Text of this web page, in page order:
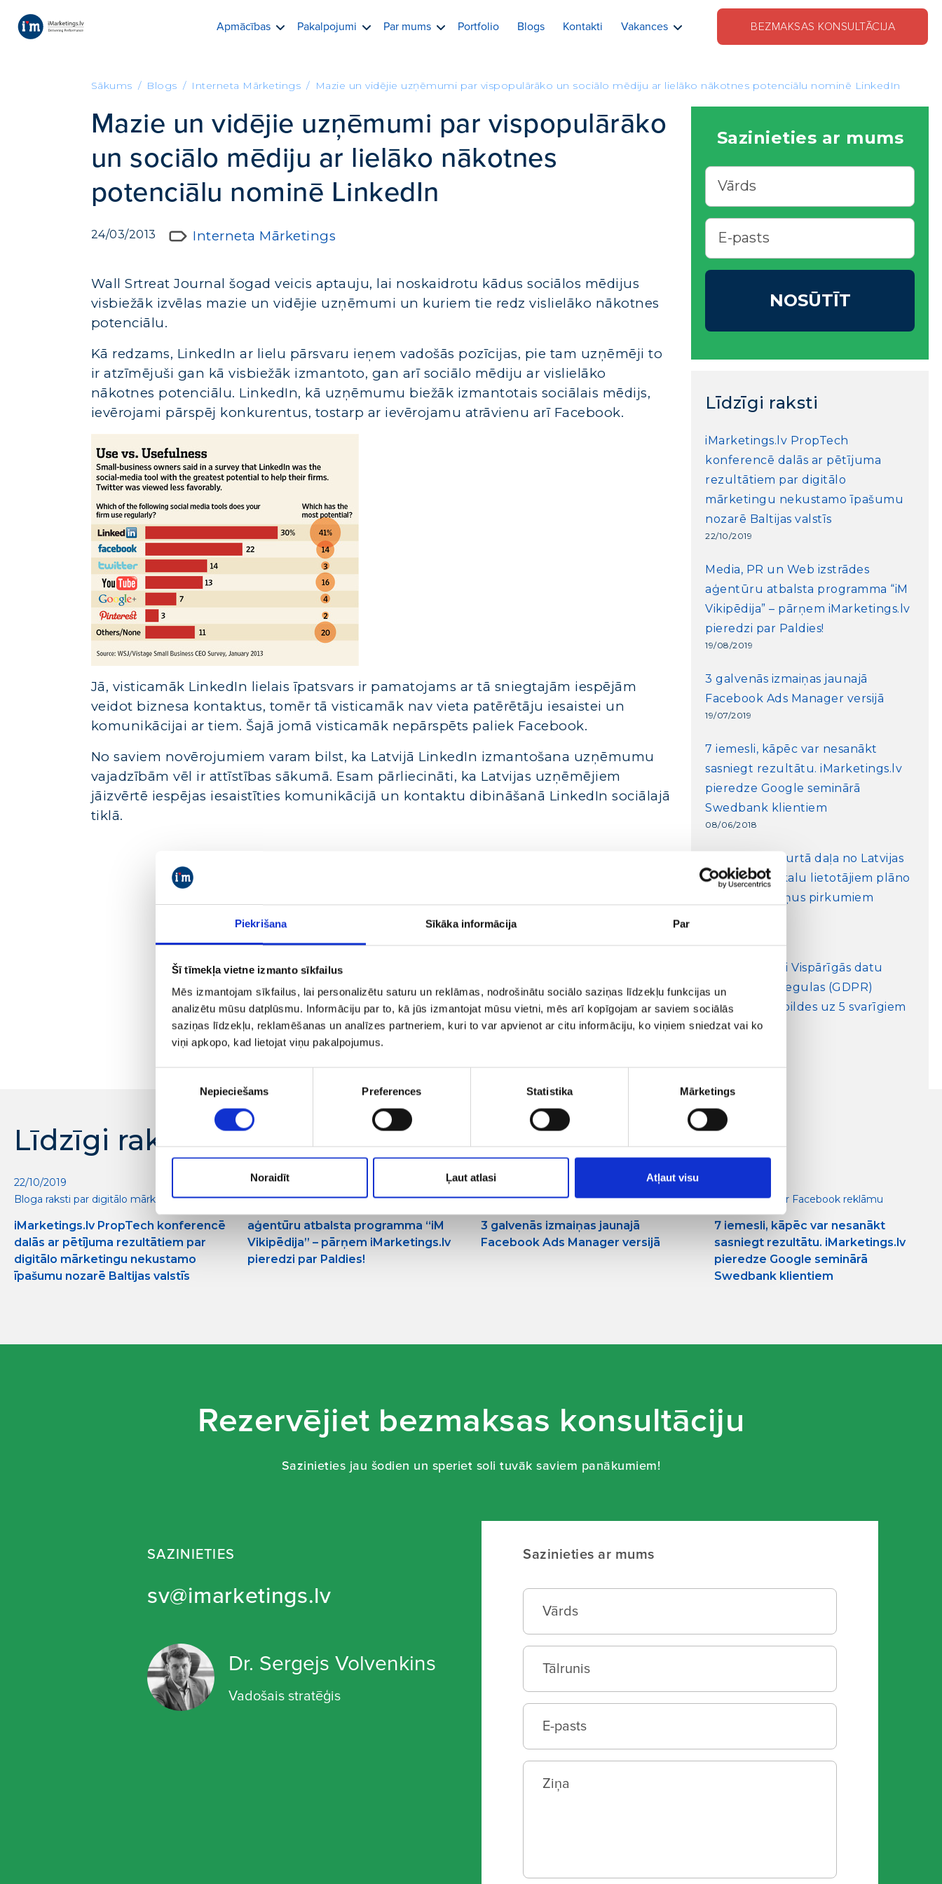
Piekrišana Sīkāka informācija Par
Šī tīmekļa vietne izmanto sīkfailus
Mēs izmantojam sīkfailus, lai personalizētu saturu un reklāmas, nodrošinātu sociālo saziņas līdzekļu funkcijas un
analizētu mūsu datplūsmu. Informāciju par to, kā jūs izmantojat mūsu vietni, mēs arī kopīgojam ar saviem sociālās
saziņas līdzekļu, reklamēšanas un analīzes partneriem, kuri to var apvienot ar citu informāciju, ko viņiem sniedzat vai ko
viņi apkopo, kad lietojat viņu pakalpojumus.
Nepieciešams Preferences Statistika Mārketings
Noraidīt Ļaut atlasi Atļaut visu
Apmācības Pakalpojumi Par mums Portfolio Blogs Kontakti Vakances BEZMAKSAS KONSULTĀCIJA
Sākums Blogs Interneta Mārketings Mazie un vidējie uzņēmumi par vispopulārāko un sociālo mēdiju ar lielāko nākotnes potenciālu nominē LinkedIn
Mazie un vidējie uzņēmumi par vispopulārāko
un sociālo mēdiju ar lielāko nākotnes
potenciālu nominē LinkedIn
24/03/2013 Interneta Mārketings
Wall Srtreat Journal šogad veicis aptauju, lai noskaidrotu kādus sociālos mēdijus
visbiežāk izvēlas mazie un vidējie uzņēmumi un kuriem tie redz vislielāko nākotnes
potenciālu.
Kā redzams, LinkedIn ar lielu pārsvaru ieņem vadošās pozīcijas, pie tam uzņēmēji to
ir atzīmējuši gan kā visbiežāk izmantoto, gan arī sociālo mēdiju ar vislielāko
nākotnes potenciālu. LinkedIn, kā uzņēmumu biežāk izmantotais sociālais mēdijs,
ievērojami pārspēj konkurentus, tostarp ar ievērojamu atrāvienu arī Facebook.
Jā, visticamāk LinkedIn lielais īpatsvars ir pamatojams ar tā sniegtajām iespējām
veidot biznesa kontaktus, tomēr tā visticamāk nav vieta patērētāju iesaistei un
komunikācijai ar tiem. Šajā jomā visticamāk nepārspēts paliek Facebook.
No saviem novērojumiem varam bilst, ka Latvijā LinkedIn izmantošana uzņēmumu
vajadzībām vēl ir attīstības sākumā. Esam pārliecināti, ka Latvijas uzņēmējiem
jāizvērtē iespējas iesaistīties komunikācijā un kontaktu dibināšanā LinkedIn sociālajā
tiklā.
Sazinieties ar mums
NOSŪTĪT
Līdzīgi raksti
iMarketings.lv PropTech
konferencē dalās ar pētījuma
rezultātiem par digitālo
mārketingu nekustamo īpašumu
nozarē Baltijas valstīs
22/10/2019
Media, PR un Web izstrādes
aģentūru atbalsta programma “iM
Vikipēdija” – pārņem iMarketings.lv
pieredzi par Paldies!
19/08/2019
3 galvenās izmaiņas jaunajā
Facebook Ads Manager versijā
19/07/2019
7 iemesli, kāpēc var nesanākt
sasniegt rezultātu. iMarketings.lv
pieredze Google seminārā
Swedbank klientiem
08/06/2018
Pētījums: Ceturtā daļa no Latvijas
interneta veikalu lietotājiem plāno
palielināt tēriņus pirkumiem
Vai esat gatavi Vispārīgās datu
aizsardzības regulas (GDPR)
prasībām? Atbildes uz 5 svarīgiem
jautājumiem
Līdzīgi raksti
22/10/2019
Bloga raksti par digitālo mārketingu
iMarketings.lv PropTech konferencē
dalās ar pētījuma rezultātiem par
digitālo mārketingu nekustamo
īpašumu nozarē Baltijas valstīs
19/08/2019
aģentūru atbalsta programma “iM
Vikipēdija” – pārņem iMarketings.lv
pieredzi par Paldies!
19/07/2019
Bloga raksti par Facebook reklāmu
3 galvenās izmaiņas jaunajā
Facebook Ads Manager versijā
Bloga raksti par Facebook reklāmu
7 iemesli, kāpēc var nesanākt
sasniegt rezultātu. iMarketings.lv
pieredze Google seminārā
Swedbank klientiem
Rezervējiet bezmaksas konsultāciju
Sazinieties jau šodien un speriet soli tuvāk saviem panākumiem!
SAZINIETIES
sv@imarketings.lv
Dr. Sergejs Volvenkins
Vadošais stratēģis
Sazinieties ar mums